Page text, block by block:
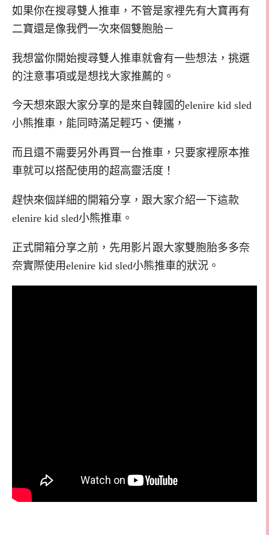
如果你在搜尋雙人推車，不管是家裡先有大寶再有
二寶還是像我們一次來個雙胞胎－
我想當你開始搜尋雙人推車就會有一些想法，挑選
的注意事項或是想找大家推薦的。
今天想來跟大家分享的是來自韓國的elenire kid sled
小熊推車，能同時滿足輕巧、便攜，
而且還不需要另外再買一台推車，只要家裡原本推
車就可以搭配使用的超高靈活度！
趕快來個詳細的開箱分享，跟大家介紹一下這款
elenire kid sled小熊推車。
正式開箱分享之前，先用影片跟大家雙胞胎多多奈
奈實際使用elenire kid sled小熊推車的狀況。